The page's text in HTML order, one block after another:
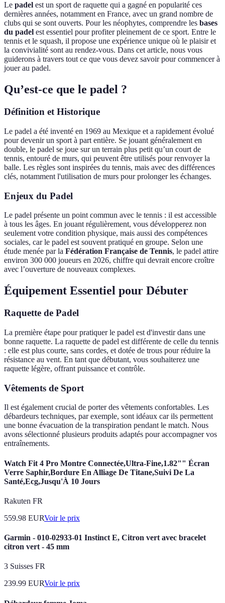
Le padel est un sport de raquette qui a gagné en popularité ces
dernières années, notamment en France, avec un grand nombre de
clubs qui se sont ouverts. Pour les néophytes, comprendre les bases
du padel est essentiel pour profiter pleinement de ce sport. Entre le
tennis et le squash, il propose une expérience unique où le plaisir et
la convivialité sont au rendez-vous. Dans cet article, nous vous
guiderons à travers tout ce que vous devez savoir pour commencer à
jouer au padel.
Qu’est-ce que le padel ?
Définition et Historique
Le padel a été inventé en 1969 au Mexique et a rapidement évolué
pour devenir un sport à part entière. Se jouant généralement en
double, le padel se joue sur un terrain plus petit qu’un court de
tennis, entouré de murs, qui peuvent être utilisés pour renvoyer la
balle. Les règles sont inspirées du tennis, mais avec des différences
clés, notamment l'utilisation de murs pour prolonger les échanges.
Enjeux du Padel
Le padel présente un point commun avec le tennis : il est accessible
à tous les âges. En jouant régulièrement, vous développerez non
seulement votre condition physique, mais aussi des compétences
sociales, car le padel est souvent pratiqué en groupe. Selon une
étude menée par la Fédération Française de Tennis, le padel attire
environ 300 000 joueurs en 2026, chiffre qui devrait encore croître
avec l’ouverture de nouveaux complexes.
Équipement Essentiel pour Débuter
Raquette de Padel
La première étape pour pratiquer le padel est d'investir dans une
bonne raquette. La raquette de padel est différente de celle du tennis
: elle est plus courte, sans cordes, et dotée de trous pour réduire la
résistance au vent. En tant que débutant, vous souhaiterez une
raquette légère, offrant puissance et contrôle.
Vêtements de Sport
Il est également crucial de porter des vêtements confortables. Les
débardeurs techniques, par exemple, sont idéaux car ils permettent
une bonne évacuation de la transpiration pendant le match. Nous
avons sélectionné plusieurs produits adaptés pour accompagner vos
entraînements.
Watch Fit 4 Pro Montre Connectée,Ultra-Fine,1.82"" Écran
Verre Saphir,Bordure En Alliage De Titane,Suivi De La
Santé,Ecg,Jusqu'À 10 Jours
Rakuten FR
559.98 EURVoir le prix
Garmin - 010-02933-01 Instinct E, Citron vert avec bracelet
citron vert - 45 mm
3 Suisses FR
239.99 EURVoir le prix